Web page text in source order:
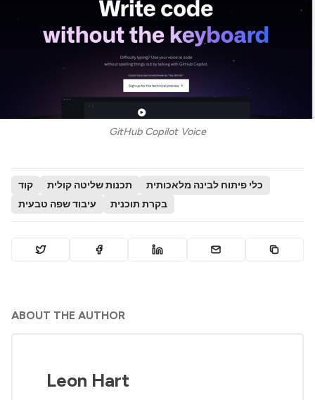
GitHub Copilot Voice
קוד תכנות שליטה קולית
כלי פיתוח לבינה מלאכותית
עיבוד שפה טבעית
בקרת תוכנית
ABOUT THE AUTHOR
Leon Hart